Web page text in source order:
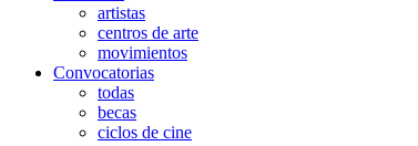
artistas
centros de arte
movimientos
Convocatorias
todas
becas
ciclos de cine